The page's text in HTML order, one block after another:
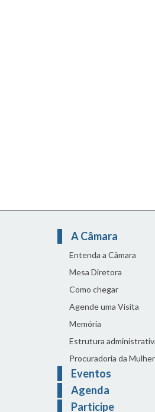
A Câmara
Entenda a Câmara
Mesa Diretora
Como chegar
Agende uma Visita
Memória
Estrutura
Procuradoria da Mulher
Eventos
Agenda
Participe